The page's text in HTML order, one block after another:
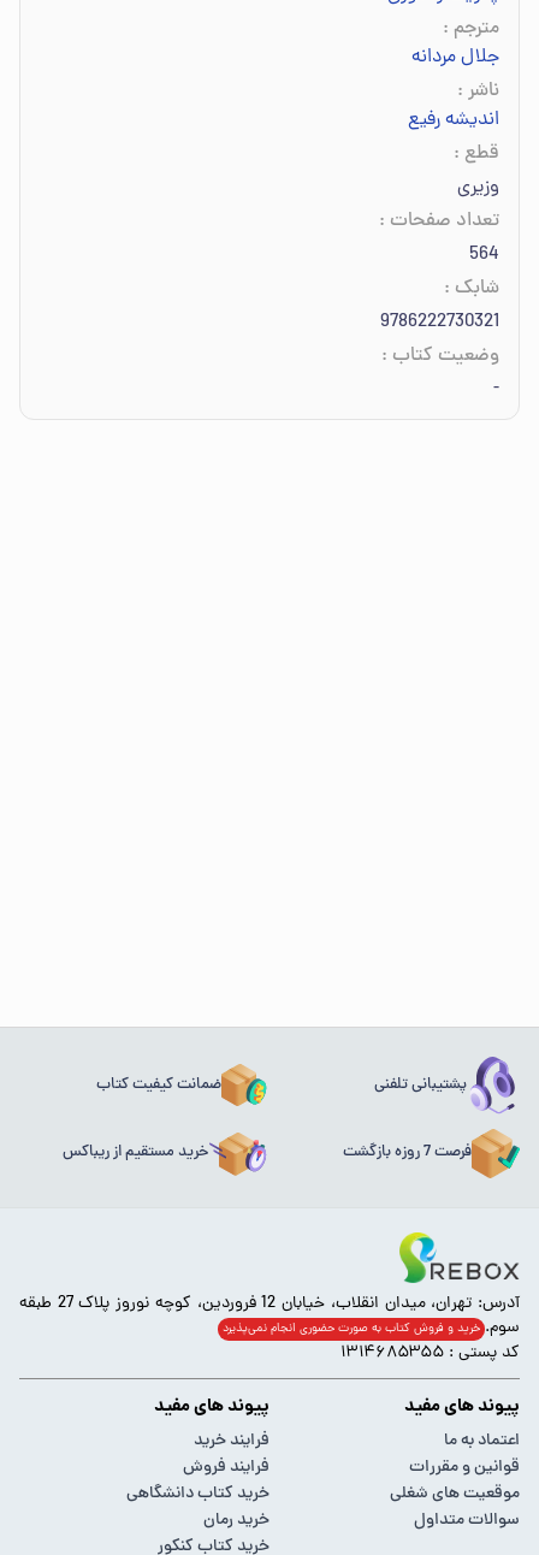
مترجم :
جلال مردانه
ناشر :
انديشه رفيع
قطع :
وزیری
تعداد صفحات :
564
شابک :
9786222730321
وضعیت کتاب :
-
پشتیبانی تلفنی ضمانت کیفیت کتاب
فرصت 7 روزه بازگشت خرید مستقیم از ریباکس
آدرس: تهران، میدان انقلاب، خیابان 12 فروردین، کوچه نوروز پلاک 27 طبقه
سوم. خرید و فروش کتاب به صورت حضوری انجام‌ نمی‌پذیرد
کد پستی : ۱۳۱۴۶۸۵۳۵۵
پیوند های مفید
اعتماد به ما
قوانین و مقررات
موقعیت های شغلی
سوالات متداول
پیوند های مفید
فرایند خرید
فرایند فروش
خرید کتاب دانشگاهی
خرید رمان
خرید کتاب کنکور